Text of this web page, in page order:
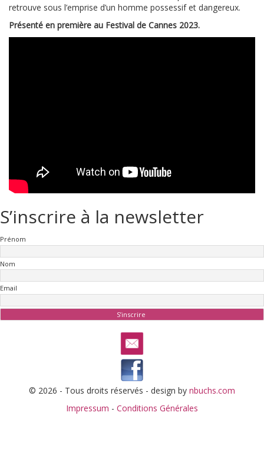
retrouve sous l’emprise d’un homme possessif et dangereux.
Présenté en première au Festival de Cannes 2023.
S’inscrire à la newsletter
Prénom
Nom
Email
© 2026 - Tous droits réservés - design by nbuchs.com
Impressum - Conditions Générales